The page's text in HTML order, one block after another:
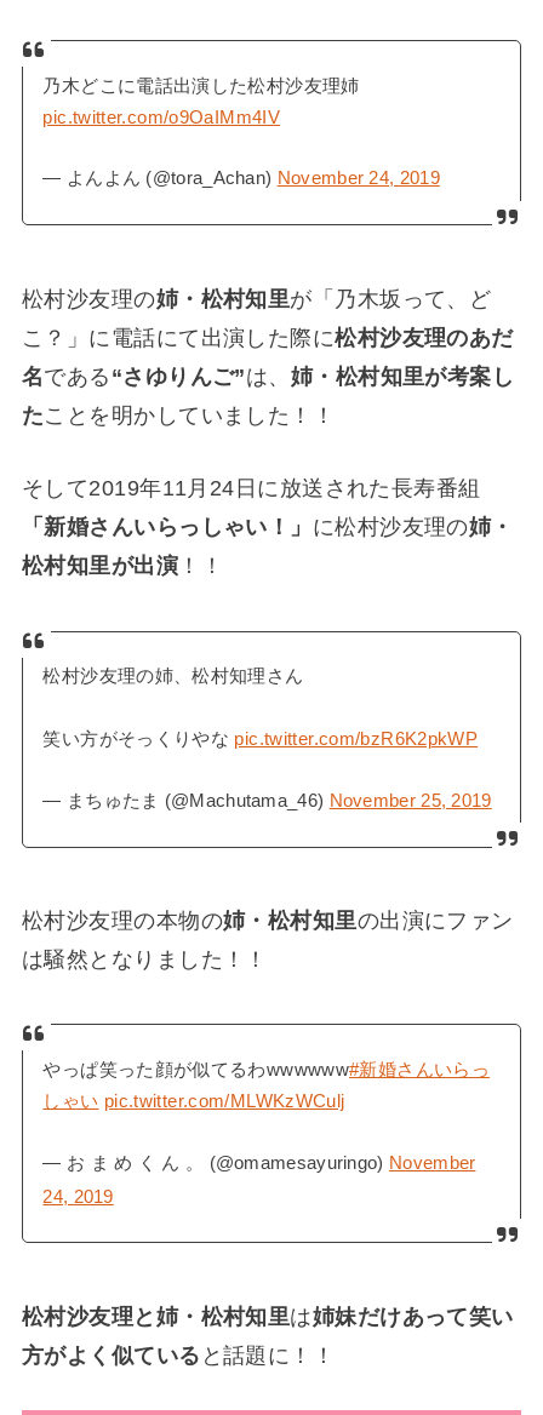
乃木どこに電話出演した松村沙友理姉
pic.twitter.com/o9OaIMm4IV
— よんよん (@tora_Achan) November 24, 2019
松村沙友理の姉・松村知里が「乃木坂って、ど
こ？」に電話にて出演した際に松村沙友理のあだ
名である “さゆりんご”は、 姉・松村知里が考案し
たことを明かしていました！！
そして2019年11月24日に放送された長寿番組
「新婚さんいらっしゃい！」 に松村沙友理の姉・
松村知里が出演 ！！
松村沙友理の姉、松村知理さん
笑い方がそっくりやな pic.twitter.com/bzR6K2pkWP
— まちゅたま (@Machutama_46) November 25, 2019
松村沙友理の本物の姉・松村知里の出演にファン
は騒然となりました！！
やっぱ笑った顔が似てるわwwwwww#新婚さんいらっ
しゃい pic.twitter.com/MLWKzWCulj
— お ま め く ん 。 (@omamesayuringo) November
24, 2019
松村沙友理と姉・松村知里は姉妹だけあって笑い
方がよく似ている と話題に！！